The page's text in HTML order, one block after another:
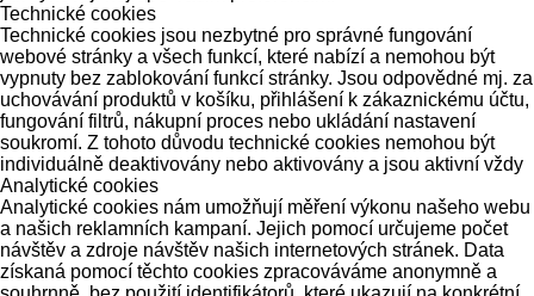
Technické cookies
Technické cookies jsou nezbytné pro správné fungování
webové stránky a všech funkcí, které nabízí a nemohou být
vypnuty bez zablokování funkcí stránky. Jsou odpovědné mj. za
uchovávání produktů v košíku, přihlášení k zákaznickému účtu,
fungování filtrů, nákupní proces nebo ukládání nastavení
soukromí. Z tohoto důvodu technické cookies nemohou být
individuálně deaktivovány nebo aktivovány a jsou aktivní vždy
Analytické cookies
Analytické cookies nám umožňují měření výkonu našeho webu
a našich reklamních kampaní. Jejich pomocí určujeme počet
návštěv a zdroje návštěv našich internetových stránek. Data
získaná pomocí těchto cookies zpracováváme anonymně a